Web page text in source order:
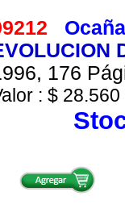
176
: $